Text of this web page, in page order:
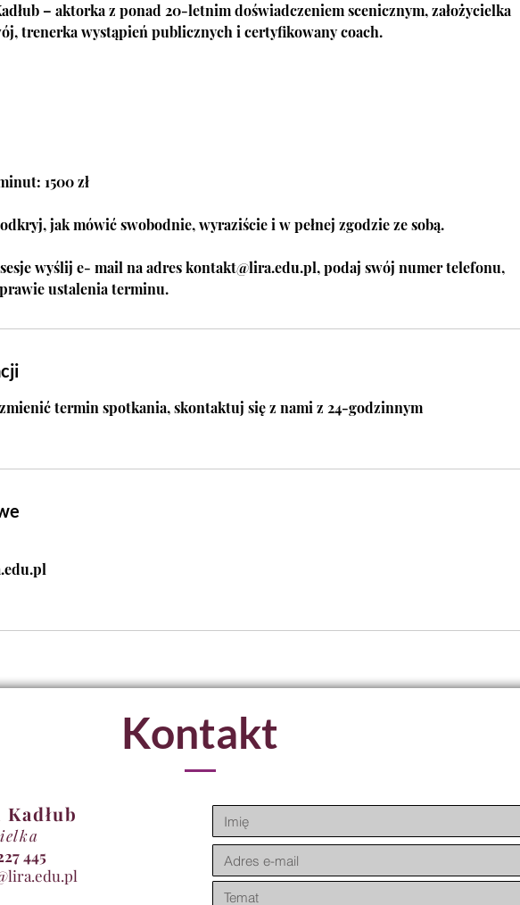
– aktorka z ponad 20-letnim doświadczeniem scenicznym, założycielka
trenerka wystąpień publicznych i certyfikowany coach.
1500 zł
jak mówić swobodnie, wyraziście i w pełnej zgodzie ze sobą.
wyślij e- mail na adres kontakt@lira.edu.pl, podaj swój numer telefonu,
ustalenia terminu.
termin spotkania, skontaktuj się z nami z 24-godzinnym
Kontakt
227 445